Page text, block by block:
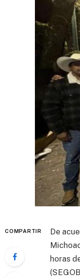
COMPARTIR
De
horas